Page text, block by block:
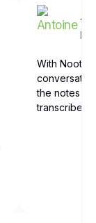
With Noota,
the notes
transcribed,